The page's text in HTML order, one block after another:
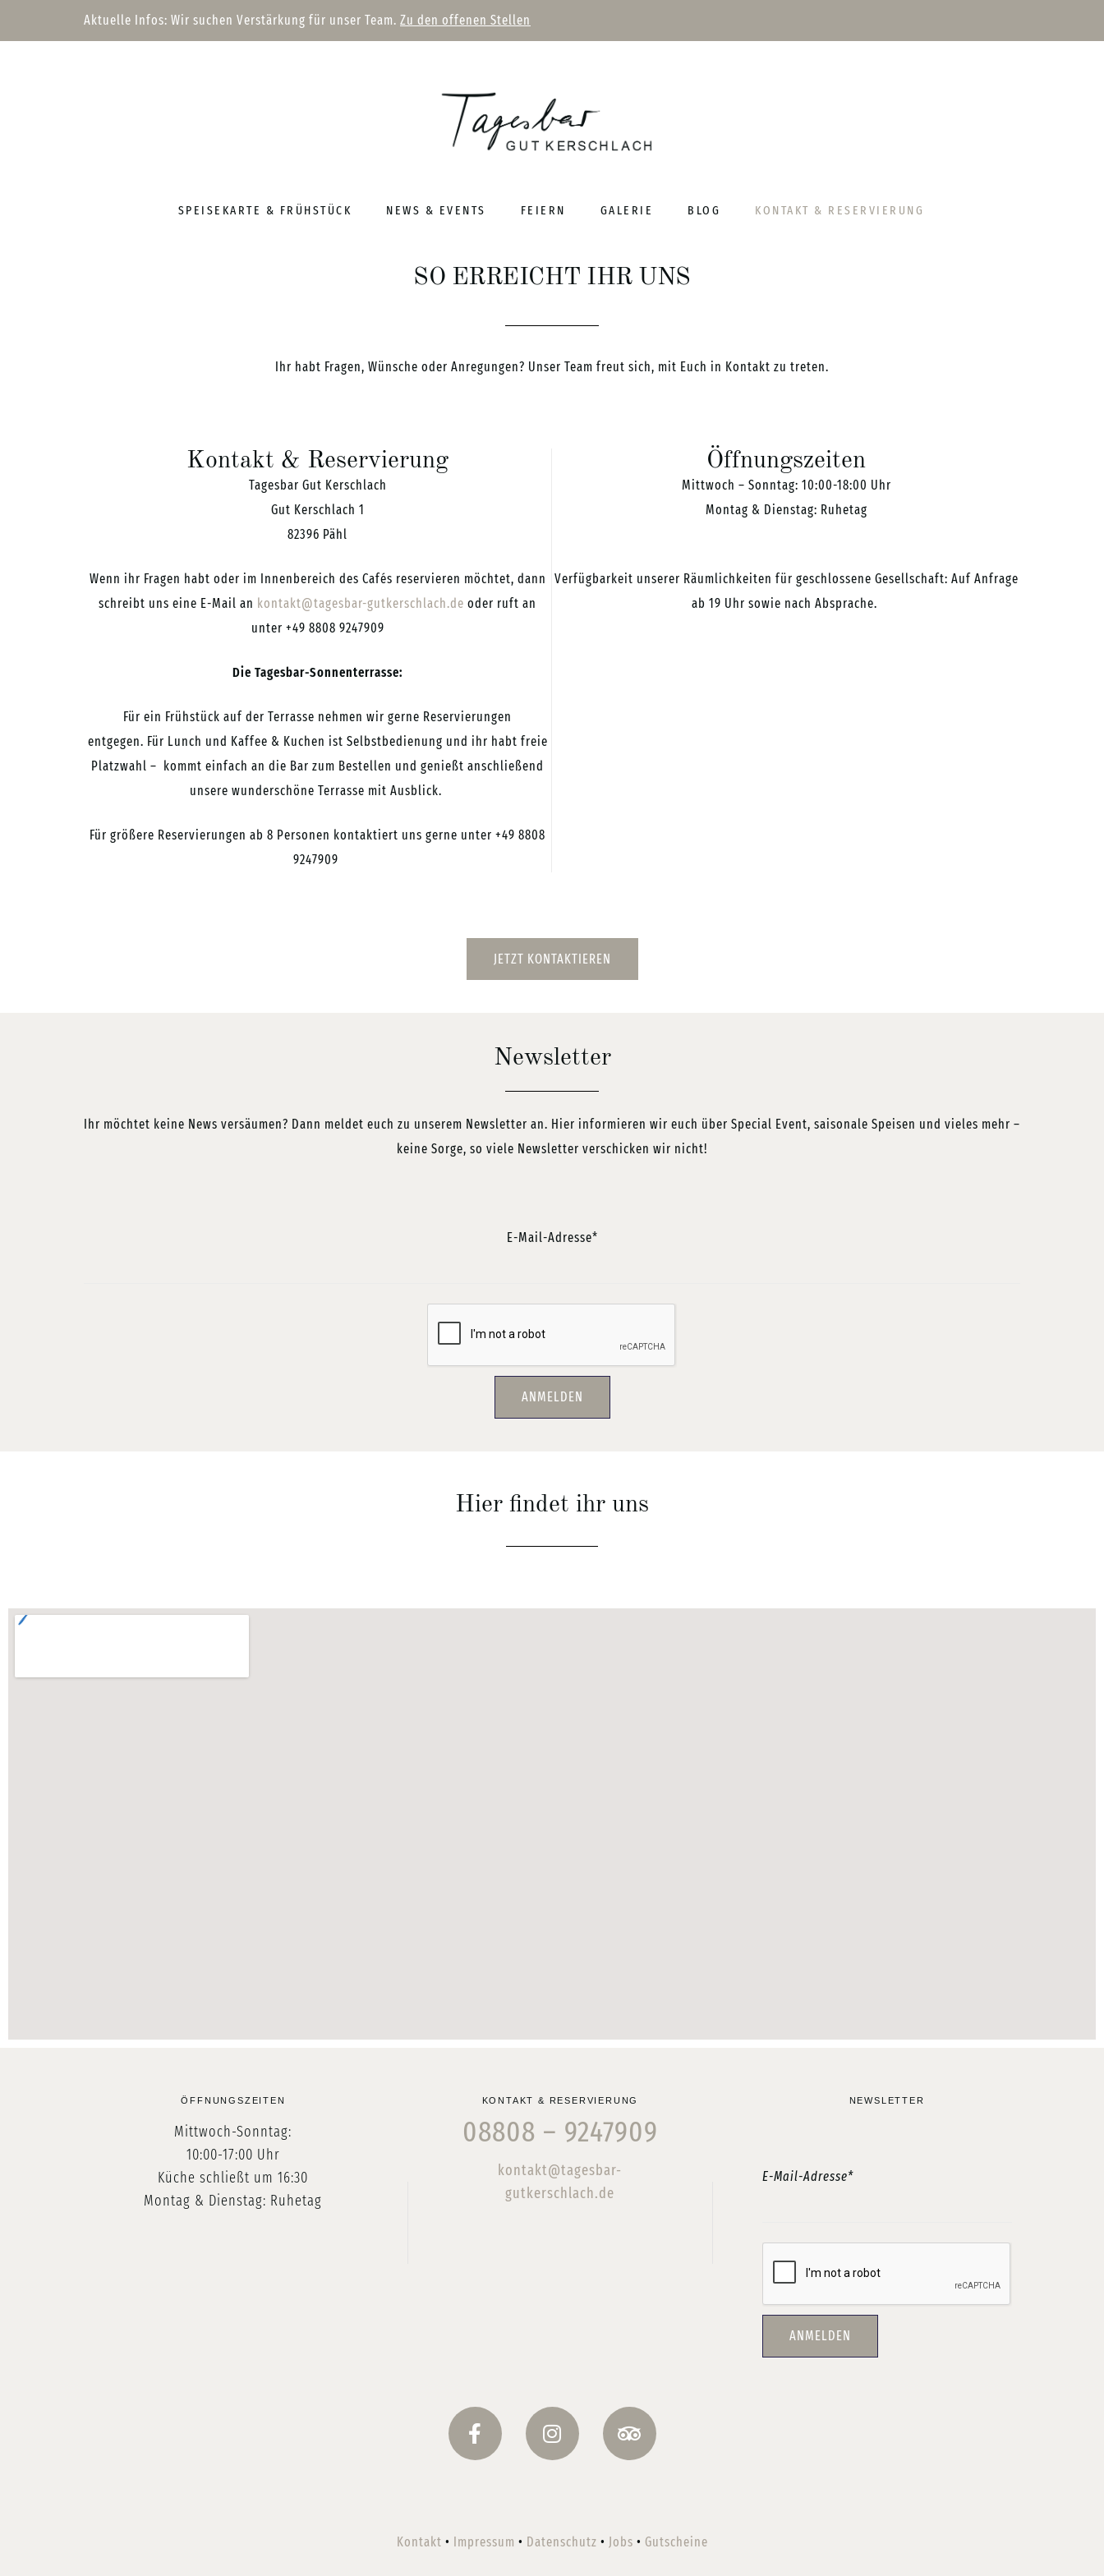
Aktuelle Infos: Wir suchen Verstärkung für unser Team. Zu den offenen Stellen
SPEISEKARTE & FRÜHSTÜCK NEWS & EVENTS FEIERN GALERIE BLOG KONTAKT & RESERVIERUNG
SO ERREICHT IHR UNS
Ihr habt Fragen, Wünsche oder Anregungen? Unser Team freut sich, mit Euch in Kontakt zu treten.
Kontakt & Reservierung
Tagesbar Gut Kerschlach
Gut Kerschlach 1
82396 Pähl
Wenn ihr Fragen habt oder im Innenbereich des Cafés reservieren möchtet, dann
schreibt uns eine E-Mail an kontakt@tagesbar-gutkerschlach.de oder ruft an
unter +49 8808 9247909
Die Tagesbar-Sonnenterrasse:
Für ein Frühstück auf der Terrasse nehmen wir gerne Reservierungen
entgegen. Für Lunch und Kaffee & Kuchen ist Selbstbedienung und ihr habt freie
Platzwahl – kommt einfach an die Bar zum Bestellen und genießt anschließend
unsere wunderschöne Terrasse mit Ausblick.
Für größere Reservierungen ab 8 Personen kontaktiert uns gerne unter +49 8808
9247909
Öffnungszeiten
Mittwoch – Sonntag: 10:00-18:00 Uhr
Montag & Dienstag: Ruhetag
Verfügbarkeit unserer Räumlichkeiten für geschlossene Gesellschaft: Auf Anfrage
ab 19 Uhr sowie nach Absprache.
JETZT KONTAKTIEREN
Newsletter
Ihr möchtet keine News versäumen? Dann meldet euch zu unserem Newsletter an. Hier informieren wir euch über Special Event, saisonale Speisen und vieles mehr –
keine Sorge, so viele Newsletter verschicken wir nicht!
E-Mail-Adresse*
Hier findet ihr uns
ÖFFNUNGSZEITEN
Mittwoch-Sonntag:
10:00-17:00 Uhr
Küche schließt um 16:30
Montag & Dienstag: Ruhetag
KONTAKT & RESERVIERUNG
08808 – 9247909
kontakt@tagesbar-
gutkerschlach.de
NEWSLETTER
E-Mail-Adresse*
Kontakt • Impressum • Datenschutz • Jobs • Gutscheine